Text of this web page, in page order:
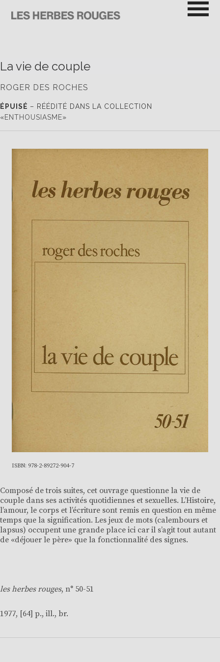
contenu
La vie de couple
ROGER DES ROCHES
ÉPUISÉ – RÉÉDITÉ DANS LA COLLECTION
«ENTHOUSIASME»
ISBN: 978-2-89272-904-7
Composé de trois suites, cet ouvrage questionne la vie de
couple dans ses activités quotidiennes et sexuelles. L’Histoire,
l’amour, le corps et l’écriture sont remis en question en même
temps que la signification. Les jeux de mots (calembours et
lapsus) occupent une grande place ici car il s’agit tout autant
de «déjouer le père» que la fonctionnalité des signes.
les herbes rouges, n° 50-51
1977, [64] p., ill., br.